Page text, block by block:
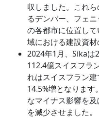
収しました。これ
るデンバー、フェ
の各都市に位置し
域における建設資材
2024年1月、Sikaは
112.4億スイスフラ
れはスイスフラン
14.5%増となります
なマイナス影響を
を減少させました。